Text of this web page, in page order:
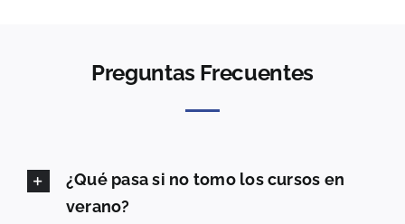
Preguntas Frecuentes
¿Qué pasa si no tomo los cursos en
verano?